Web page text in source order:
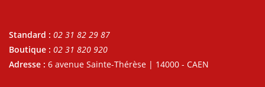
Standard : 02 31 82 29 87
Boutique : 02 31 820 920
Adresse : 6 avenue Sainte-Thérèse | 14000 - CAEN